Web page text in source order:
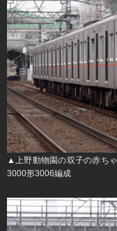
▲上野動物園の双子の赤ち
3000形3006編成